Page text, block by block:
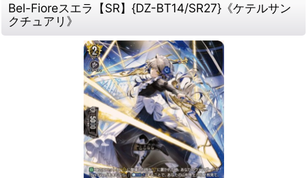
Bel-Fioreスエラ【SR】{DZ-BT14/SR27}《ケテルサン
クチュアリ》